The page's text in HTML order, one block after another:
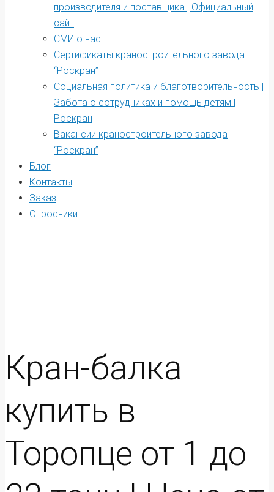
производителя и поставщика | Официальный
сайт
СМИ о нас
Сертификаты краностроительного завода
“Роскран”
Социальная политика и благотворительность |
Забота о сотрудниках и помощь детям |
Роскран
Вакансии краностроительного завода
“Роскран”
Блог
Контакты
Заказ
Опросники
Кран-балка
купить в
Торопце от 1 до